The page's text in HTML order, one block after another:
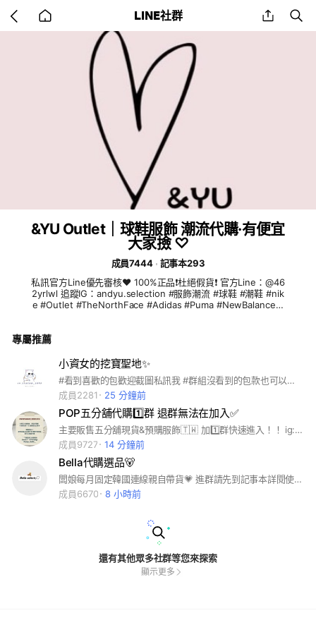
back
to
LINE社群 share
&YU Outlet｜球鞋服飾 潮流代購·有便宜
大家撿 ♡
成員7444
記事本293
私訊官方Line優先審核❤️ 100%正品❗️杜絕假貨❗️ 官方Line：@46
2yrlwl 追蹤IG：andyu.selection #服飾潮流 #球鞋 #潮鞋 #nik
e #Outlet #TheNorthFace #Adidas #Puma #NewBalance #
專屬推薦
小資女的挖寶聖地✨
#看到喜歡的包歡迎截圖私訊我 #群組沒看到的包款也可以另外抓圖拿圖問我❤️ 群組每天不定時會上架新品在記事本！
成員2281
25 分鐘前
POP五分舖代購1️⃣群 退群無法在加入✅
主要販售五分舖現貨&預購服飾🇹🇼 加1️⃣群快速進入！！ ig:popselect.tw ⚠️退出後不得再入群⚠️
成員9727
14 分鐘前
Bella代購選品🐻
闆娘每月固定韓國連線親自帶貨💗 進群請先到記事本詳閱使用說明書🫡 已合法設立商號貝拉選品 統編92404726
成員6670
8 小時前
還有其他眾多社群等您來探索
顯示更多